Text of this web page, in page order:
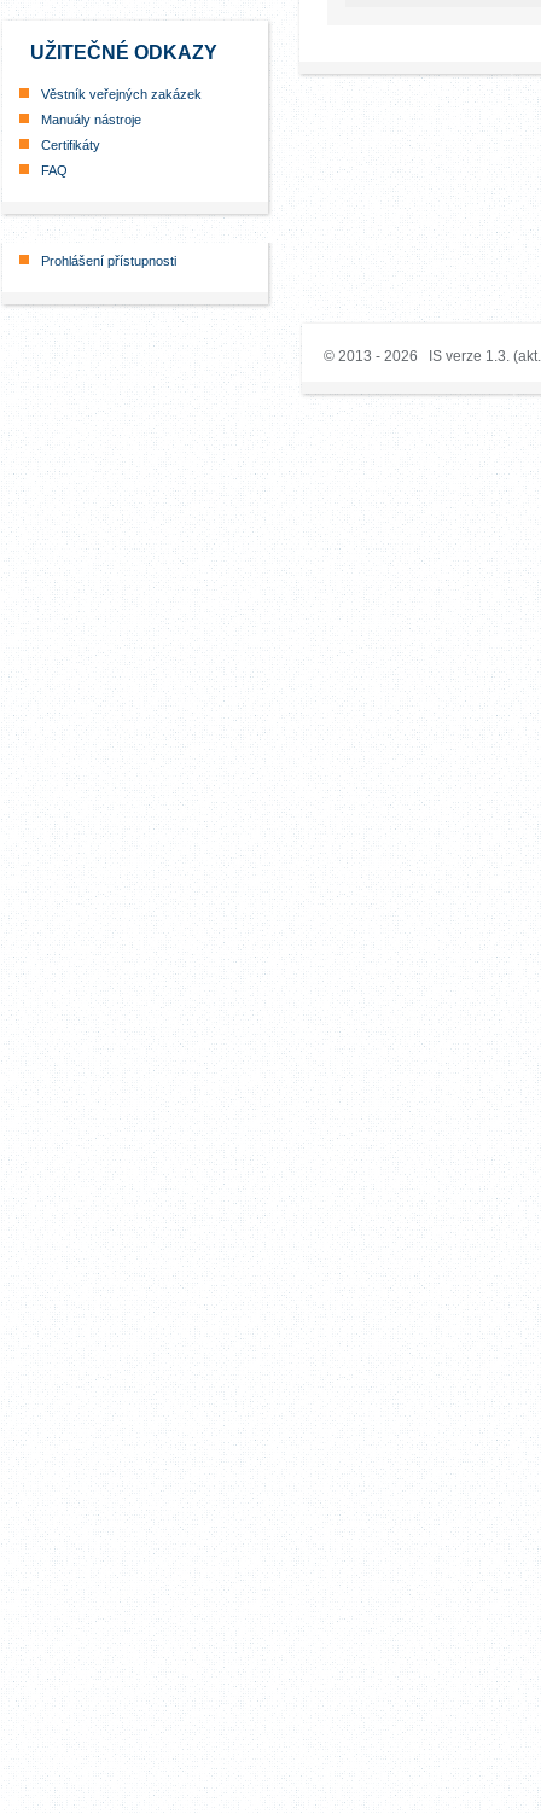
UŽITEČNÉ ODKAZY
Věstník veřejných zakázek
Manuály nástroje
Certifikáty
FAQ
Prohlášení přístupnosti
© 2013 - 2026 IS verze 1.3.